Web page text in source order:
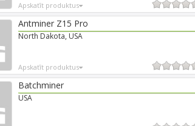
Apskatīt produktus
Antminer Z15 Pro
North Dakota, USA
Apskatīt produktus
Batchminer
USA